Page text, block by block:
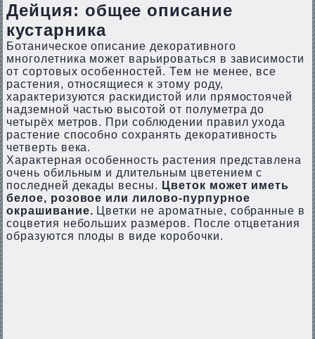
Дейция: общее описание
кустарника
Ботаническое описание декоративного
многолетника может варьироваться в зависимости
от сортовых особенностей. Тем не менее, все
растения, относящиеся к этому роду,
характеризуются раскидистой или прямостоячей
надземной частью высотой от полуметра до
четырёх метров. При соблюдении правил ухода
растение способно сохранять декоративность
четверть века.
Характерная особенность растения представлена
очень обильным и длительным цветением с
последней декады весны. Цветок может иметь
белое, розовое или лилово-пурпурное
окрашивание. Цветки не ароматные, собранные в
соцветия небольших размеров. После отцветания
образуются плоды в виде коробочки.